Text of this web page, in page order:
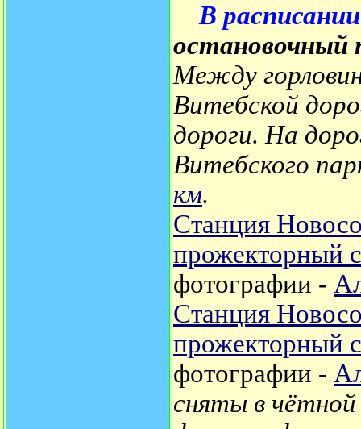
В
остановочный
Между
Витебской
дороги. На
Витебского
км.
Станция
прожекторный
фотографии -
Станция
прожекторный
фотографии -
сняты в чётной